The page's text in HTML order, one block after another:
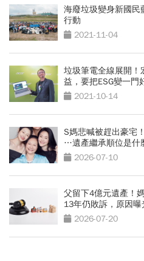
海廢垃圾變身新國
行動
2021-11-04
垃圾筆電全線展開！
益，要把ESG變一門
2021-10-14
S媽悲喊被趕出豪宅
…遺產繼承順位是什
2026-07-10
父留下4億元遺產！
13年仍敗訴，原因
2026-07-20